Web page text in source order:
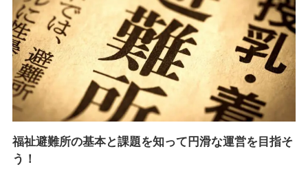
福祉避難所の基本と課題を知って円滑な運営を目指そ
う！